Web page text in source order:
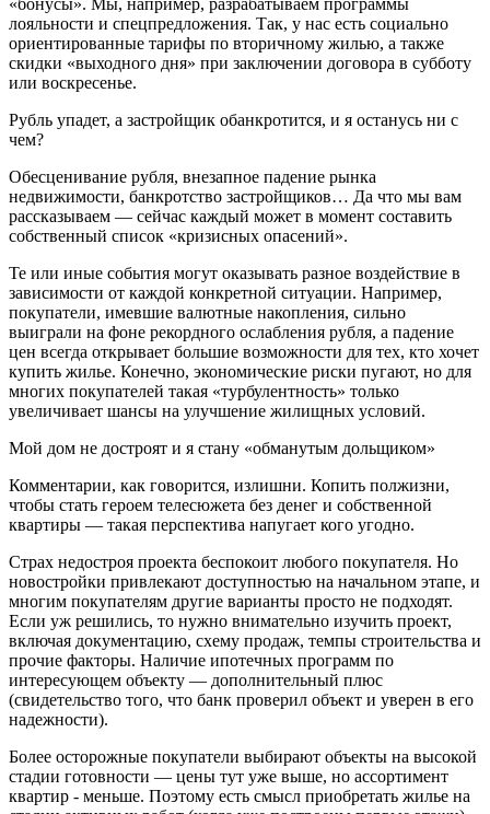
«бонусы». Мы, например, разрабатываем программы
лояльности и спецпредложения. Так, у нас есть социально
ориентированные тарифы по вторичному жилью, а также
скидки «выходного дня» при заключении договора в субботу
или воскресенье.
Рубль упадет, а застройщик обанкротится, и я останусь ни с
чем?
Обесценивание рубля, внезапное падение рынка
недвижимости, банкротство застройщиков… Да что мы вам
рассказываем — сейчас каждый может в момент составить
собственный список «кризисных опасений».
Те или иные события могут оказывать разное воздействие в
зависимости от каждой конкретной ситуации. Например,
покупатели, имевшие валютные накопления, сильно
выиграли на фоне рекордного ослабления рубля, а падение
цен всегда открывает большие возможности для тех, кто хочет
купить жилье. Конечно, экономические риски пугают, но для
многих покупателей такая «турбулентность» только
увеличивает шансы на улучшение жилищных условий.
Мой дом не достроят и я стану «обманутым дольщиком»
Комментарии, как говорится, излишни. Копить полжизни,
чтобы стать героем телесюжета без денег и собственной
квартиры — такая перспектива напугает кого угодно.
Страх недостроя проекта беспокоит любого покупателя. Но
новостройки привлекают доступностью на начальном этапе, и
многим покупателям другие варианты просто не подходят.
Если уж решились, то нужно внимательно изучить проект,
включая документацию, схему продаж, темпы строительства и
прочие факторы. Наличие ипотечных программ по
интересующем объекту — дополнительный плюс
(свидетельство того, что банк проверил объект и уверен в его
надежности).
Более осторожные покупатели выбирают объекты на высокой
стадии готовности — цены тут уже выше, но ассортимент
квартир - меньше. Поэтому есть смысл приобретать жилье на